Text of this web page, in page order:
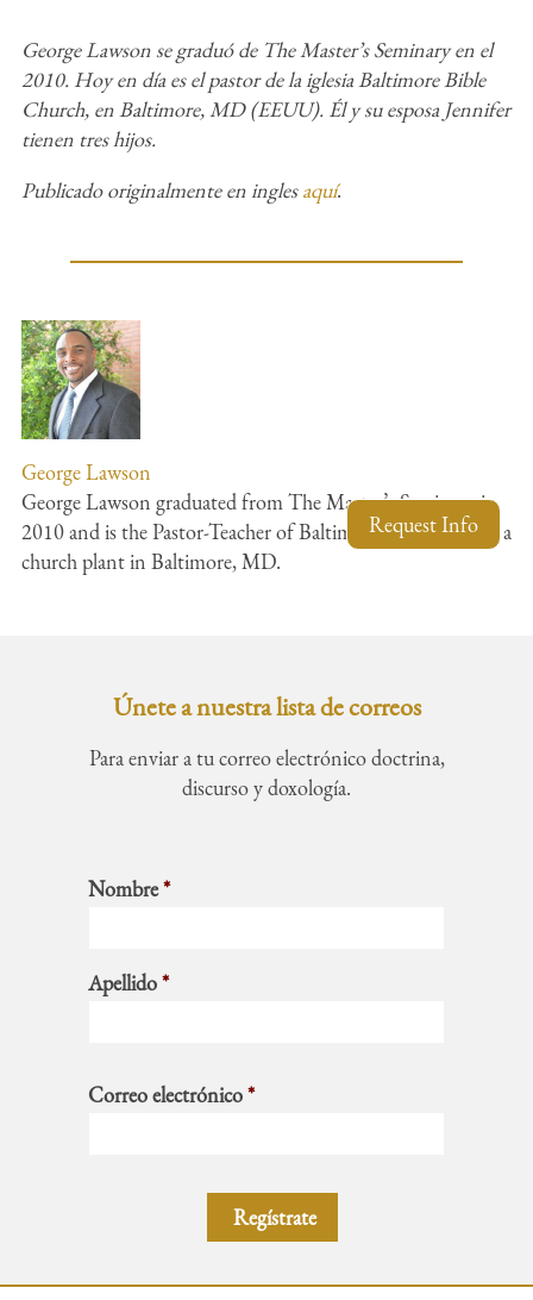
Request Info
George Lawson se graduó de The Master’s Seminary en el
2010. Hoy en día es el pastor de la iglesia Baltimore Bible
Church, en Baltimore, MD (EEUU). Él y su esposa Jennifer
tienen tres hijos.
Publicado originalmente en inglesaquí.
George Lawson
George Lawson graduated from The Master’s Seminary in
2010 and is the Pastor-Teacher of Baltimore Bible Church, a
church plant in Baltimore, MD.
Únete a nuestra lista de correos
Para enviar a tu correo electrónico doctrina,
discurso y doxología.
Nombre*
Apellido*
Correo electrónico*